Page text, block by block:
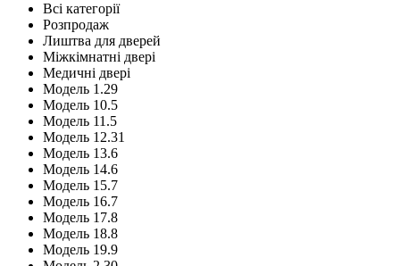
Всі категорії
Розпродаж
Лиштва для дверей
Міжкімнатні двері
Медичні двері
Модель 1.29
Модель 10.5
Модель 11.5
Модель 12.31
Модель 13.6
Модель 14.6
Модель 15.7
Модель 16.7
Модель 17.8
Модель 18.8
Модель 19.9